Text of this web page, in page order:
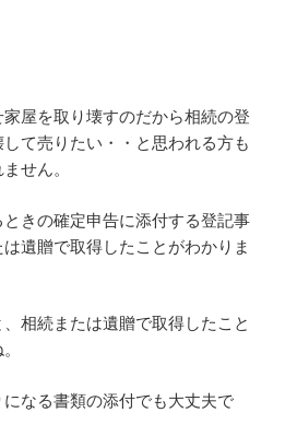
屋を取り壊すのだから相続の登
て売りたい・・と思われる方も
せん。
きの確定申告に添付する登記事
遺贈で取得したことがわかりま
相続または遺贈で取得したこと
なる書類の添付でも大丈夫で